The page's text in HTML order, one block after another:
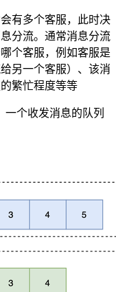
有多个客服，此时决
分流。通常消息分流
个客服，例如客服是
另一个客服）、该消
繁忙程度等等
一个收发消息的队列